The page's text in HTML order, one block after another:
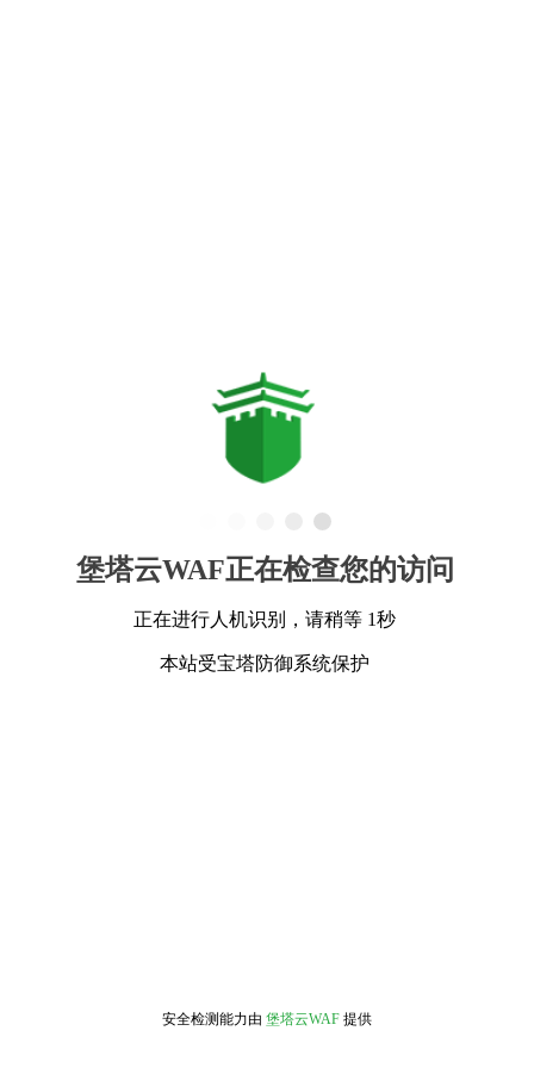
堡塔云WAF正在检查您的访问
正在进行人机识别，请稍等 1秒
本站受宝塔防御系统保护
安全检测能力由 堡塔云WAF 提供